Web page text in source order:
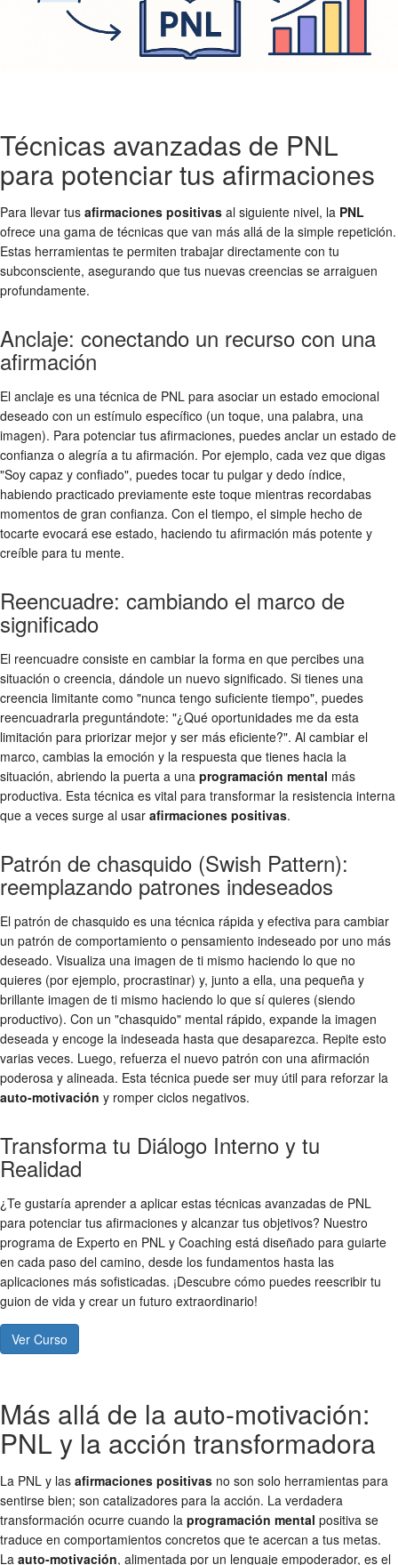
Técnicas avanzadas de PNL
para potenciar tus afirmaciones
Para llevar tus afirmaciones positivas al siguiente nivel, la PNL
ofrece una gama de técnicas que van más allá de la simple repetición.
Estas herramientas te permiten trabajar directamente con tu
subconsciente, asegurando que tus nuevas creencias se arraiguen
profundamente.
Anclaje: conectando un recurso con una
afirmación
El anclaje es una técnica de PNL para asociar un estado emocional
deseado con un estímulo específico (un toque, una palabra, una
imagen). Para potenciar tus afirmaciones, puedes anclar un estado de
confianza o alegría a tu afirmación. Por ejemplo, cada vez que digas
"Soy capaz y confiado", puedes tocar tu pulgar y dedo índice,
habiendo practicado previamente este toque mientras recordabas
momentos de gran confianza. Con el tiempo, el simple hecho de
tocarte evocará ese estado, haciendo tu afirmación más potente y
creíble para tu mente.
Reencuadre: cambiando el marco de
significado
El reencuadre consiste en cambiar la forma en que percibes una
situación o creencia, dándole un nuevo significado. Si tienes una
creencia limitante como "nunca tengo suficiente tiempo", puedes
reencuadrarla preguntándote: "¿Qué oportunidades me da esta
limitación para priorizar mejor y ser más eficiente?". Al cambiar el
marco, cambias la emoción y la respuesta que tienes hacia la
situación, abriendo la puerta a una programación mental más
productiva. Esta técnica es vital para transformar la resistencia interna
que a veces surge al usar afirmaciones positivas.
Patrón de chasquido (Swish Pattern):
reemplazando patrones indeseados
El patrón de chasquido es una técnica rápida y efectiva para cambiar
un patrón de comportamiento o pensamiento indeseado por uno más
deseado. Visualiza una imagen de ti mismo haciendo lo que no
quieres (por ejemplo, procrastinar) y, junto a ella, una pequeña y
brillante imagen de ti mismo haciendo lo que sí quieres (siendo
productivo). Con un "chasquido" mental rápido, expande la imagen
deseada y encoge la indeseada hasta que desaparezca. Repite esto
varias veces. Luego, refuerza el nuevo patrón con una afirmación
poderosa y alineada. Esta técnica puede ser muy útil para reforzar la
auto-motivación y romper ciclos negativos.
Transforma tu Diálogo Interno y tu
Realidad
¿Te gustaría aprender a aplicar estas técnicas avanzadas de PNL
para potenciar tus afirmaciones y alcanzar tus objetivos? Nuestro
programa de Experto en PNL y Coaching está diseñado para guiarte
en cada paso del camino, desde los fundamentos hasta las
aplicaciones más sofisticadas. ¡Descubre cómo puedes reescribir tu
guion de vida y crear un futuro extraordinario!
Ver Curso
Más allá de la auto-motivación:
PNL y la acción transformadora
La PNL y las afirmaciones positivas no son solo herramientas para
sentirse bien; son catalizadores para la acción. La verdadera
transformación ocurre cuando la programación mental positiva se
traduce en comportamientos concretos que te acercan a tus metas.
La auto-motivación, alimentada por un lenguaje empoderador, es el